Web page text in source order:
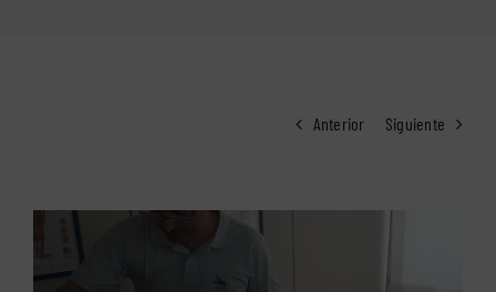
Anterior Siguiente